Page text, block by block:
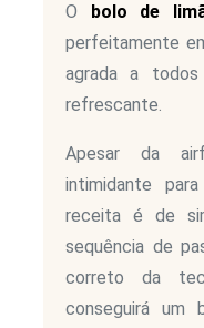
O bolo de
perfeitamente
agrada a
refrescante.
Apesar da
intimidante
receita é de
sequência de
correto da
conseguirá um